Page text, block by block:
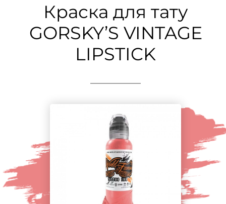
Краска для тату
GORSKY’S VINTAGE
LIPSTICK